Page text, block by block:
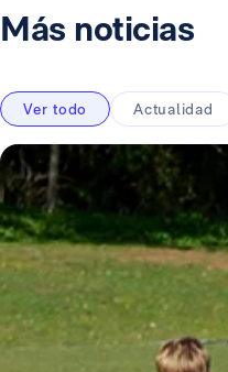
Más noticias
Ver todo Actualidad